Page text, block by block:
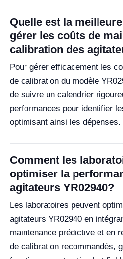
Quelle est la
gérer les coûts de
calibration des
Pour gérer efficacement les
de calibration du modèle
de suivre un calendrier
performances pour identifier
optimisant ainsi les dépenses.
Comment les
optimiser la
agitateurs YR02940?
Les laboratoires peuvent
agitateurs YR02940 en
maintenance prédictive et en
de calibration recommandés,